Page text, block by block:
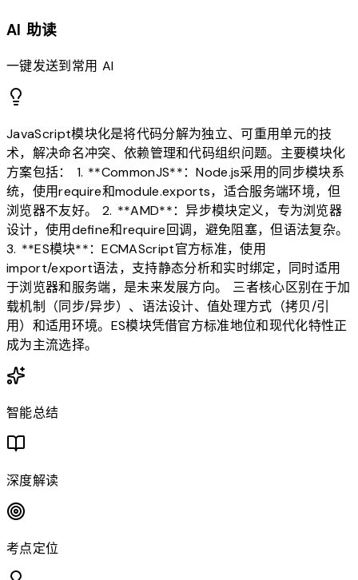
AI 助读
一键发送到常用 AI
JavaScript模块化是将代码分解为独立、可重用单元的技
术，解决命名冲突、依赖管理和代码组织问题。主要模块化
方案包括： 1. **CommonJS**：Node.js采用的同步模块系
统，使用require和module.exports，适合服务端环境，但
浏览器不友好。 2. **AMD**：异步模块定义，专为浏览器
设计，使用define和require回调，避免阻塞，但语法复杂。
3. **ES模块**：ECMAScript官方标准，使用
import/export语法，支持静态分析和实时绑定，同时适用
于浏览器和服务端，是未来发展方向。 三者核心区别在于加
载机制（同步/异步）、语法设计、值处理方式（拷贝/引
用）和适用环境。ES模块凭借官方标准地位和现代化特性正
成为主流选择。
智能总结
深度解读
考点定位